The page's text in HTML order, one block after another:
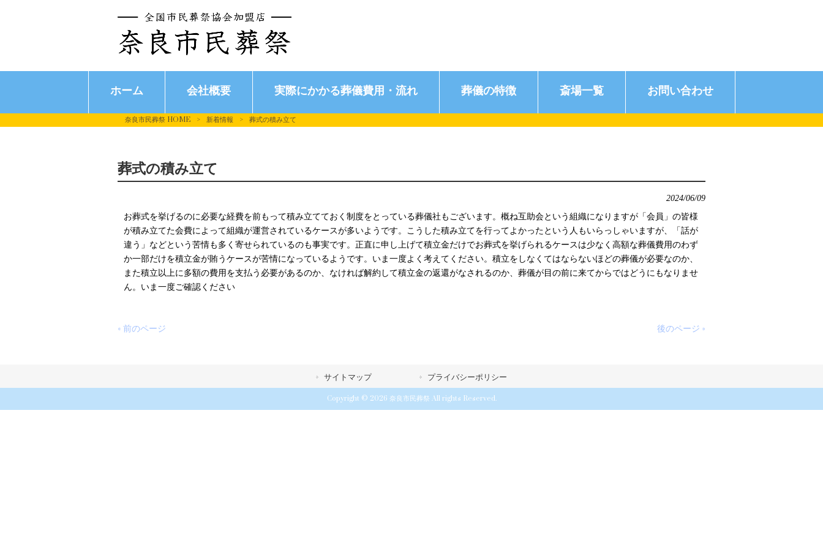
ホーム 会社概要 実際にかかる葬儀費用・流れ 葬儀の特徴 斎場一覧 お問い合わせ
奈良市民葬祭 HOME > 新着情報 > 葬式の積み立て
葬式の積み立て
2024/06/09
お葬式を挙げるのに必要な経費を前もって積み立てておく制度をとっている葬儀社もございます。概ね互助会という組織になりますが「会員」の皆様
が積み立てた会費によって組織が運営されているケースが多いようです。こうした積み立てを行ってよかったという人もいらっしゃいますが、「話が
違う」などという苦情も多く寄せられているのも事実です。正直に申し上げて積立金だけでお葬式を挙げられるケースは少なく高額な葬儀費用のわず
か一部だけを積立金が賄うケースが苦情になっているようです。いま一度よく考えてください。積立をしなくてはならないほどの葬儀が必要なのか、
また積立以上に多額の費用を支払う必要があるのか、なければ解約して積立金の返還がなされるのか、葬儀が目の前に来てからではどうにもなりませ
ん。いま一度ご確認ください
« 前のページ 後のページ »
サイトマップ プライバシーポリシー
Copyright © 2026 奈良市民葬祭 All rights Reserved.